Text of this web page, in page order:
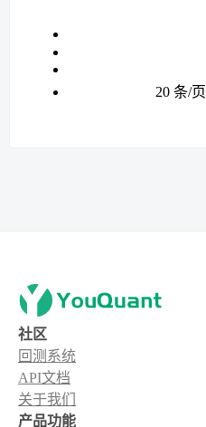
20 条/页
社区
回测系统
API文档
关于我们
产品功能